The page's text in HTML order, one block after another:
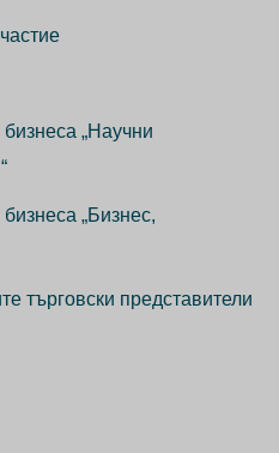
„Научни
„Бизнес,
търговски представители